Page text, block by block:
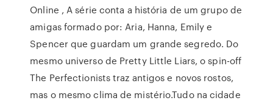
Online , A série conta a história de um grupo de
amigas formado por: Aria, Hanna, Emily e
Spencer que guardam um grande segredo. Do
mesmo universo de Pretty Little Liars, o spin-off
The Perfectionists traz antigos e novos rostos,
mas o mesmo clima de mistério.Tudo na cidade